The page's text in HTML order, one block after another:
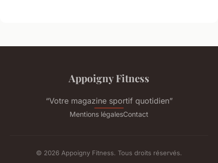
Appoigny Fitness
“Votre magazine sportif quotidien”
Mentions légalesContact
© 2026 Appoigny Fitness. Tous droits réservés.